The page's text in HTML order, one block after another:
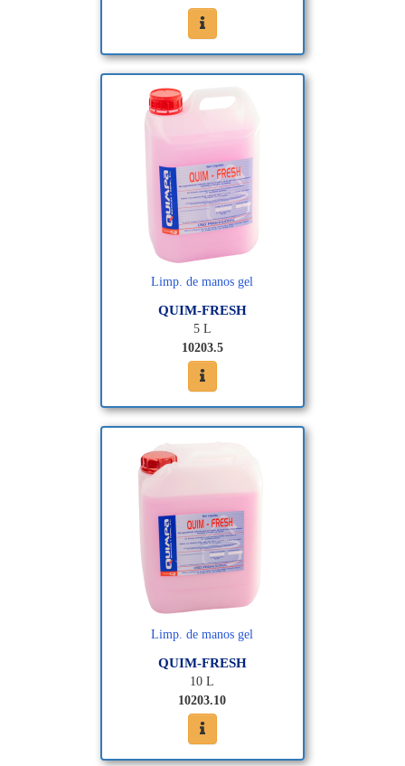
Limp. de manos gel
QUIM-FRESH
5 L
10203.5
Limp. de manos gel
QUIM-FRESH
10 L
10203.10